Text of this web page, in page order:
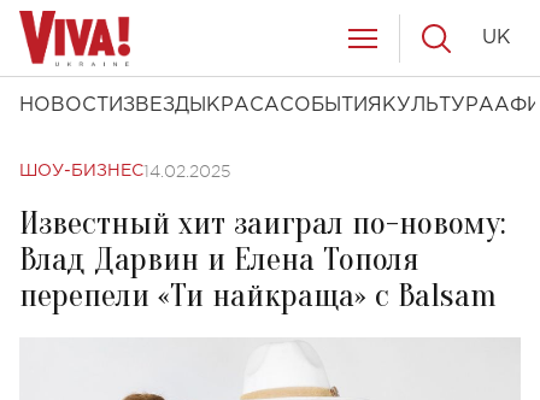
НОВОСТИ ЗВЕЗДЫ КРАСАСОБЫТИЯ КУЛЬТУРА
UK
ШОУ-БИЗНЕС14.02.2025
Известный хит заиграл по-новому:
Влад Дарвин и Елена Тополя
перепели «Ти найкраща» с Balsam